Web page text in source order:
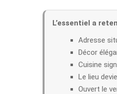
L’essentiel a
Adresse
Décor
Cuisine
Le lieu
Ouvert le